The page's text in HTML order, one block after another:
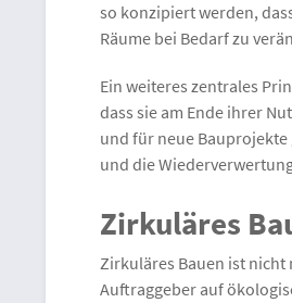
so konzipiert werden,
Räume bei Bedarf zu
Ein weiteres zentrales
dass sie am Ende ihrer
und für neue Bauprojekte
und die
Zirkuläres
Zirkuläres Bauen ist
Auftraggeber auf